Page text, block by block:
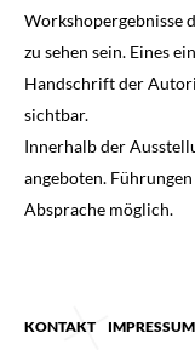
Workshopergebnisse
zu sehen sein. Eines
Handschrift der
sichtbar.
Innerhalb der
angeboten.
Absprache möglich.
KONTAKT IMPRESSUM